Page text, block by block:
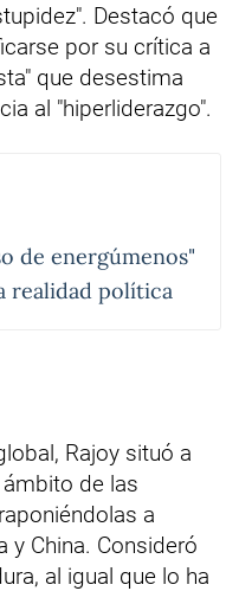
Destacó que
por su crítica a
que desestima
al "hiperliderazgo".
de energúmenos"
realidad política
Rajoy situó a
de las
a
China. Consideró
al igual que lo ha